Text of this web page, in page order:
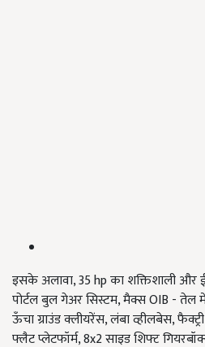
इसके अलावा, 35 hp का शक्तिशाली
पोर्टल बुल गेअर सिस्टम, मैक्स OIB - तेल
ऊँचा ग्राउंड क्लीयरेंस, लंबा व्हीलबेस,
फ्लैट प्लेटफॉर्म, 8x2 साइड शिफ्ट